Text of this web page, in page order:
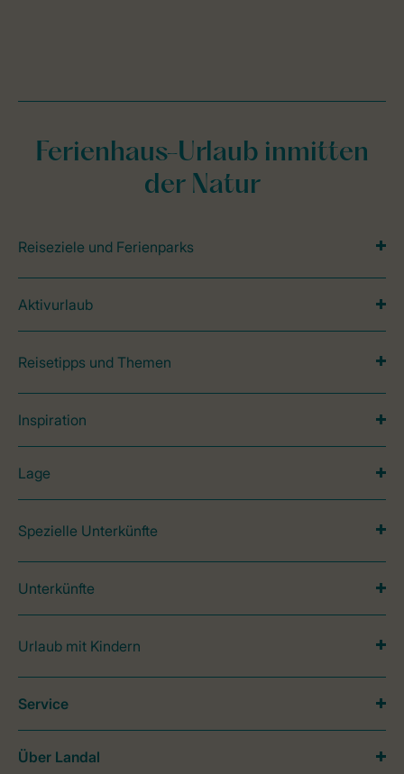
Ferienhaus-Urlaub inmitten
der Natur
Reiseziele und Ferienparks
Aktivurlaub
Reisetipps und Themen
Inspiration
Lage
Spezielle Unterkünfte
Unterkünfte
Urlaub mit Kindern
Service
Über Landal